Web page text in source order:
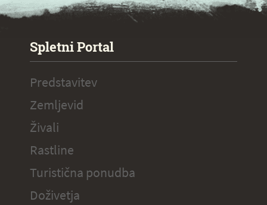
Spletni Portal
Predstavitev
Zemljevid
Živali
Rastline
Turistična ponudba
Doživetja